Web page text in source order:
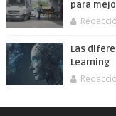
para
Las
Learning